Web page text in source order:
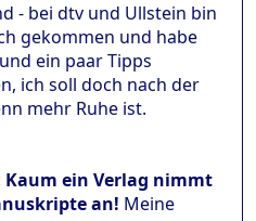
- bei dtv und Ullstein bin
gekommen und habe
ein paar Tipps
ich soll doch nach der
mehr Ruhe ist.
Kaum ein Verlag nimmt
an! Meine